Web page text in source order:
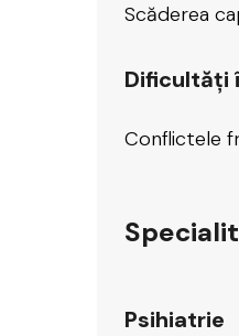
Scăderea
Dificultăți
Conflictele
Psihiatrie